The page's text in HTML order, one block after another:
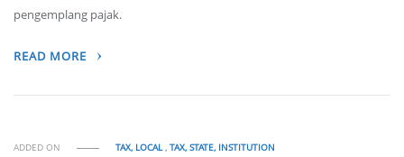
pengemplang pajak.
READ MORE
ADDED ON TAX, LOCAL,TAX, STATE, INSTITUTION